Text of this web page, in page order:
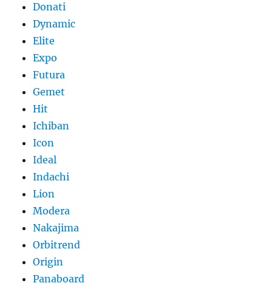
Donati
Dynamic
Elite
Expo
Futura
Gemet
Hit
Ichiban
Icon
Ideal
Indachi
Lion
Modera
Nakajima
Orbitrend
Origin
Panaboard